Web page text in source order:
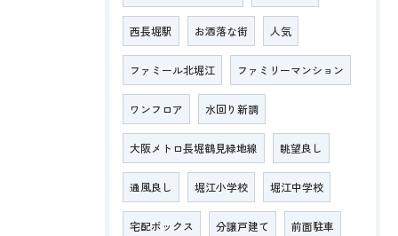
西長堀駅 お洒落な街 人気
ファミール北堀江 ファミリーマンション
ワンフロア 水回り新調
大阪メトロ長堀鶴見緑地線 眺望良し
通風良し 堀江小学校 堀江中学校
宅配ボックス 分譲戸建て 前面駐車